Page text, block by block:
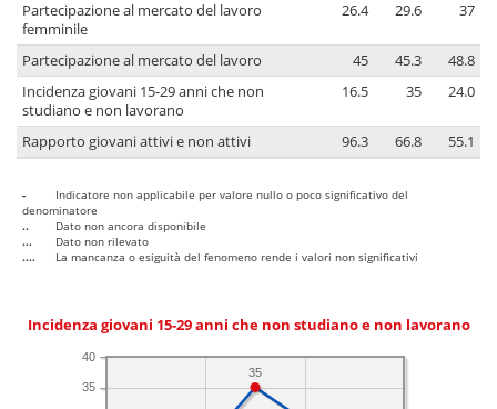
Partecipazione al mercato del lavoro
femminile
26.4 29.6 37
Partecipazione al mercato del lavoro 45 45.3
48.8
Incidenza giovani 15-29 anni che non
studiano e non lavorano
16.5 35 24.0
Rapporto giovani attivi e non attivi 96.3 66.8 55.1
-
Indicatore non applicabile per valore nullo o poco significativo del
denominatore
..
Dato non ancora disponibile
...
Dato non rilevato
....
La mancanza o esiguità del fenomeno rende i valori non significativi
Incidenza giovani 15-29 anni che non studiano e non lavorano
35
40
35